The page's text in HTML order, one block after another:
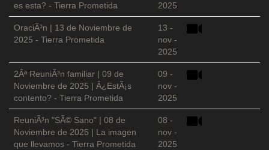
es esta? - Tierra Prometida
2025
OraciÃ³n | 13 de Noviembre de
2025 - Tierra Prometida
13 -
nov -
2025
2Âª ReuniÃ³n familiar | 09 de
Noviembre de 2025 | Â¿EstÃ¡s
contento? - Tierra Prometida
09 -
nov -
2025
ReuniÃ³n "SÃ© Sano" | 08 de
Noviembre de 2025 | La imagen
que llevamos - Tierra Prometida
08 -
nov -
2025